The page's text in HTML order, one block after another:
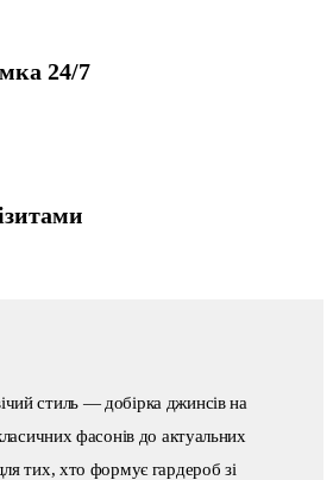
24/7
стиль — добірка джинсів на
фасонів до актуальних
тих, хто формує гардероб зі